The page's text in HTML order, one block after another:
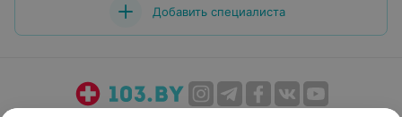
Добавить специалиста